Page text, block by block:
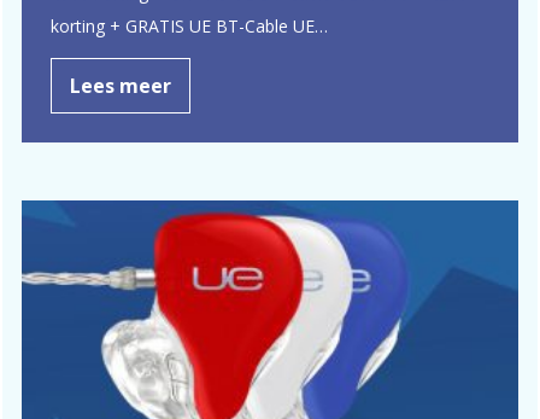
korting + GRATIS UE BT-Cable UE…
Lees meer